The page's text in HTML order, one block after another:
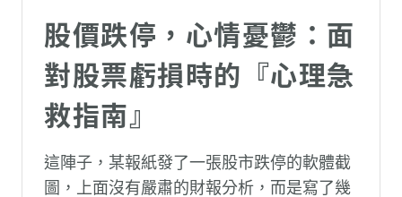
股價跌停，心情憂鬱：面
對股票虧損時的『心理急
救指南』
這陣子，某報紙發了一張股市跌停的軟體截
圖，上面沒有嚴肅的財報分析，而是寫了幾